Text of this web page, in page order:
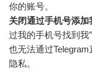
你的账号。
关闭通过手机号添加
过我的手机号找到我
也无法通过
隐私。